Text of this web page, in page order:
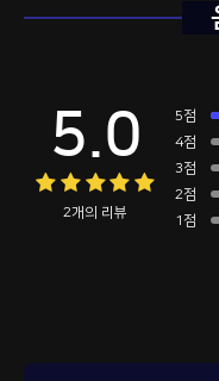
5.0
2개의 리뷰
5점
4점
3점
2점
1점